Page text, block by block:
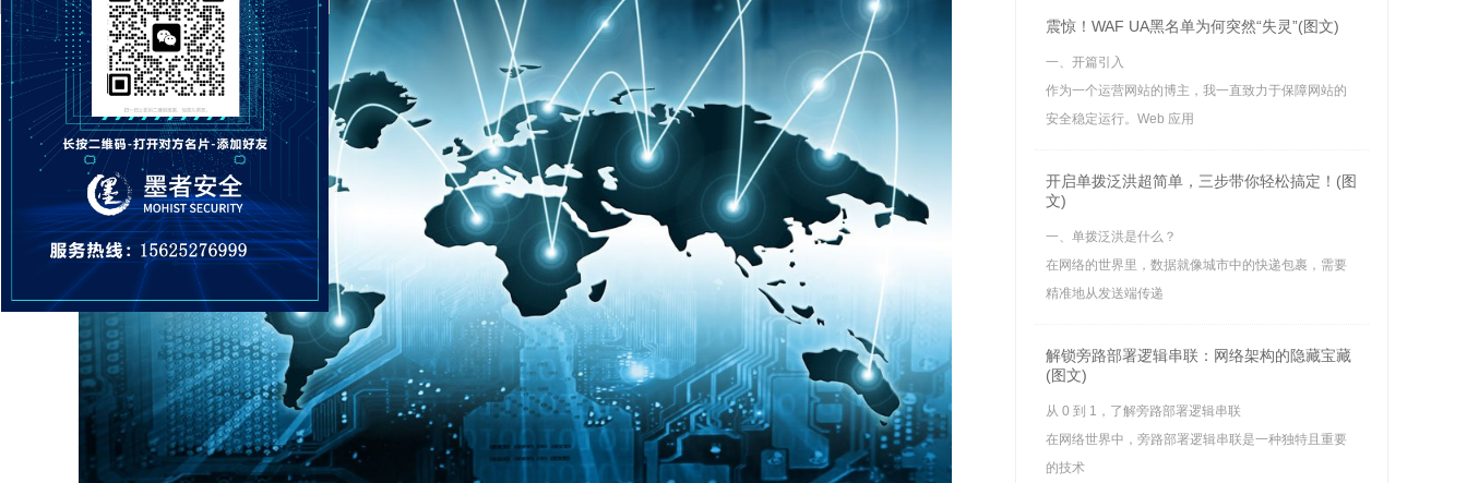
震惊！WAF UA黑名单为何突然“失灵”(图文)
一、开篇引入
作为一个运营网站的博主，我一直致力于保障网站的
安全稳定运行。Web 应用
开启单拨泛洪超简单，三步带你轻松搞定！(图
文)
一、单拨泛洪是什么？
在网络的世界里，数据就像城市中的快递包裹，需要
精准地从发送端传递
解锁旁路部署逻辑串联：网络架构的隐藏宝藏
(图文)
从 0 到 1，了解旁路部署逻辑串联
在网络世界中，旁路部署逻辑串联是一种独特且重要
的技术